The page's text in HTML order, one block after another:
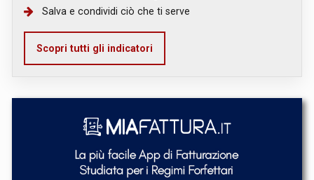
Salva e condividi ciò che ti serve
Scopri tutti gli indicatori